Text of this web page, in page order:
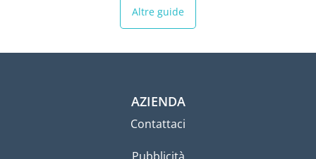
Altre guide
AZIENDA
Contattaci